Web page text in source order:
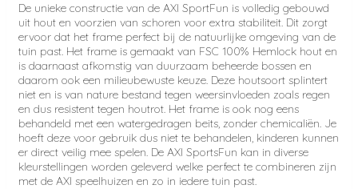
De unieke constructie van de AXI SportFun is volledig gebouwd
uit hout en voorzien van schoren voor extra stabiliteit. Dit zorgt
ervoor dat het frame perfect bij de natuurlijke omgeving van de
tuin past. Het frame is gemaakt van FSC 100% Hemlock hout en
is daarnaast afkomstig van duurzaam beheerde bossen en
daarom ook een milieubewuste keuze. Deze houtsoort splintert
niet en is van nature bestand tegen weersinvloeden zoals regen
en dus resistent tegen houtrot. Het frame is ook nog eens
behandeld met een watergedragen beits, zonder chemicaliën. Je
hoeft deze voor gebruik dus niet te behandelen, kinderen kunnen
er direct veilig mee spelen. De AXI SportsFun kan in diverse
kleurstellingen worden geleverd welke perfect te combineren zijn
met de AXI speelhuizen en zo in iedere tuin past.